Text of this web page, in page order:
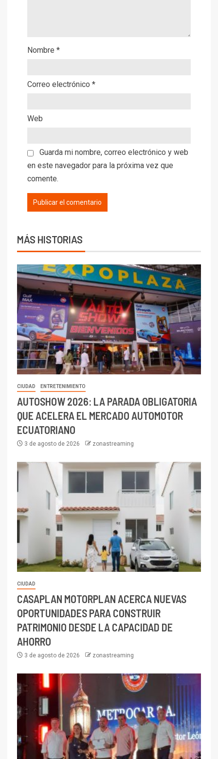
Nombre *
Correo electrónico *
Web
Guarda mi nombre, correo electrónico y web
en este navegador para la próxima vez que
comente.
MÁS HISTORIAS
CIUDAD ENTRETENIMIENTO
AUTOSHOW 2026: LA PARADA OBLIGATORIA
QUE ACELERA EL MERCADO AUTOMOTOR
ECUATORIANO
3 de agosto de 2026 zonastreaming
CIUDAD
CASAPLAN MOTORPLAN ACERCA NUEVAS
OPORTUNIDADES PARA CONSTRUIR
PATRIMONIO DESDE LA CAPACIDAD DE
AHORRO
3 de agosto de 2026 zonastreaming